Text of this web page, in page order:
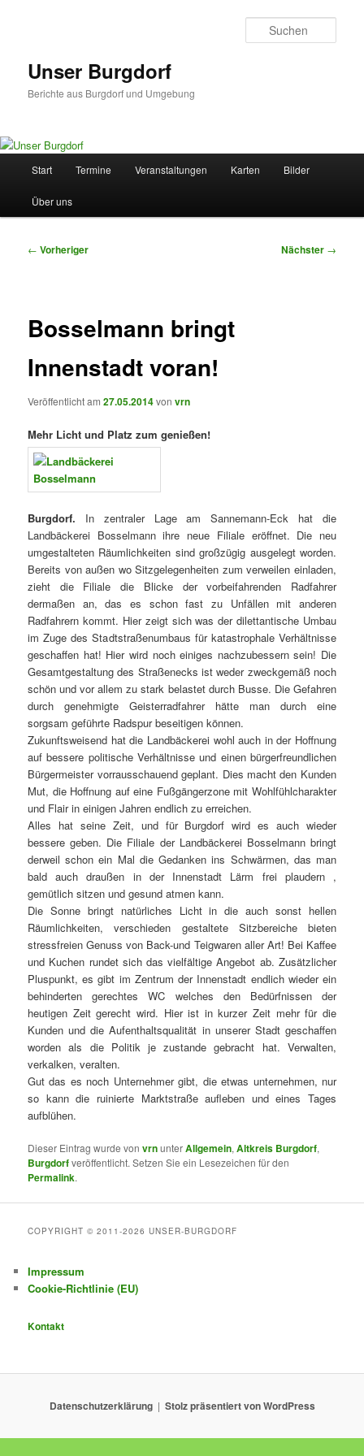
Unser Burgdorf
Berichte aus Burgdorf und Umgebung
Start Termine Veranstaltungen Karten Bilder
Über uns
Beitragsnavigation
← Vorheriger Nächster →
Bosselmann bringt
Innenstadt voran!
Veröffentlicht am27.05.2014vonvrn
Mehr Licht und Platz zum genießen!
Burgdorf. In zentraler Lage am Sannemann-Eck hat die
Landbäckerei Bosselmann ihre neue Filiale eröffnet. Die neu
umgestalteten Räumlichkeiten sind großzügig ausgelegt worden.
Bereits von außen wo Sitzgelegenheiten zum verweilen einladen,
zieht die Filiale die Blicke der vorbeifahrenden Radfahrer
dermaßen an, das es schon fast zu Unfällen mit anderen
Radfahrern kommt. Hier zeigt sich was der dilettantische Umbau
im Zuge des Stadtstraßenumbaus für katastrophale Verhältnisse
geschaffen hat! Hier wird noch einiges nachzubessern sein! Die
Gesamtgestaltung des Straßenecks ist weder zweckgemäß noch
schön und vor allem zu stark belastet durch Busse. Die Gefahren
durch genehmigte Geisterradfahrer hätte man durch eine
sorgsam geführte Radspur beseitigen können.
Zukunftsweisend hat die Landbäckerei wohl auch in der Hoffnung
auf bessere politische Verhältnisse und einen bürgerfreundlichen
Bürgermeister vorrausschauend geplant. Dies macht den Kunden
Mut, die Hoffnung auf eine Fußgängerzone mit Wohlfühlcharakter
und Flair in einigen Jahren endlich zu erreichen.
Alles hat seine Zeit, und für Burgdorf wird es auch wieder
bessere geben. Die Filiale der Landbäckerei Bosselmann bringt
derweil schon ein Mal die Gedanken ins Schwärmen, das man
bald auch draußen in der Innenstadt Lärm frei plaudern ,
gemütlich sitzen und gesund atmen kann.
Die Sonne bringt natürliches Licht in die auch sonst hellen
Räumlichkeiten, verschieden gestaltete Sitzbereiche bieten
stressfreien Genuss von Back-und Teigwaren aller Art! Bei Kaffee
und Kuchen rundet sich das vielfältige Angebot ab. Zusätzlicher
Pluspunkt, es gibt im Zentrum der Innenstadt endlich wieder ein
behinderten gerechtes WC welches den Bedürfnissen der
heutigen Zeit gerecht wird. Hier ist in kurzer Zeit mehr für die
Kunden und die Aufenthaltsqualität in unserer Stadt geschaffen
worden als die Politik je zustande gebracht hat. Verwalten,
verkalken, veralten.
Gut das es noch Unternehmer gibt, die etwas unternehmen, nur
so kann die ruinierte Marktstraße aufleben und eines Tages
aufblühen.
Dieser Eintrag wurde vonvrnunterAllgemein,Altkreis Burgdorf,
Burgdorfveröffentlicht. Setzen Sie ein Lesezeichen für den
Permalink.
COPYRIGHT © 2011-2026 UNSER-BURGDORF
Impressum
Cookie-Richtlinie (EU)
Kontakt
Datenschutzerklärung Stolz präsentiert von WordPress